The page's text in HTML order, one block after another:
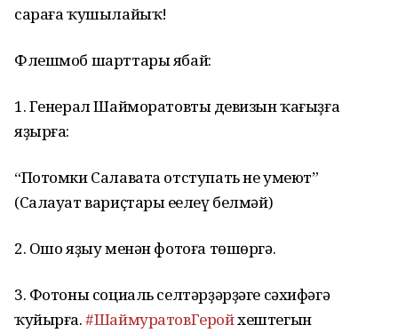
сараға ҡушылайыҡ!
Флешмоб шарттары ябай:
1. Генерал Шайморатовтың девизын ҡағыҙға
яҙырға:
“Потомки Салавата отступать не умеют”
(Салауат вариҫтары еңелеү белмәй)
2. Ошо яҙыу менән фотоға төшөргә.
3. Фотоны социаль селтәрҙәрҙәге сәхифәгә
ҡуйырға.#ШаймуратовГеройхештегын